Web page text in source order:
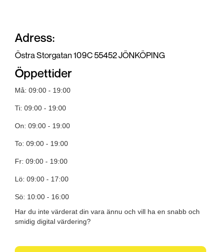
Adress:
Östra Storgatan 109C 55452 JÖNKÖPING
Öppettider
Må: 09:00 - 19:00
Ti: 09:00 - 19:00
On: 09:00 - 19:00
To: 09:00 - 19:00
Fr: 09:00 - 19:00
Lö: 09:00 - 17:00
Sö: 10:00 - 16:00
Har du inte värderat din vara ännu och vill ha en snabb och
smidig digital värdering?